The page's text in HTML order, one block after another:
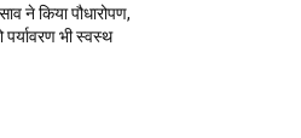
ने किया पौधारोपण,
पर्यावरण भी स्वस्थ